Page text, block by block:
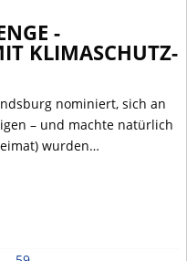
-
KLIMASCHUTZ-
nominiert, sich an
– und machte natürlich
wurden…